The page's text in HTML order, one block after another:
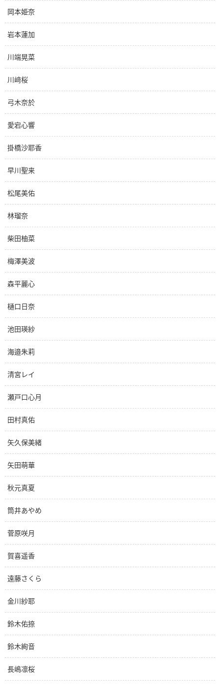
岡本姫奈
岩本蓮加
川端晃菜
川﨑桜
弓木奈於
愛宕心響
掛橋沙耶香
早川聖来
松尾美佑
林瑠奈
柴田柚菜
梅澤美波
森平麗心
樋口日奈
池田瑛紗
海邉朱莉
清宮レイ
瀬戸口心月
田村真佑
矢久保美緒
矢田萌華
秋元真夏
筒井あやめ
菅原咲月
賀喜遥香
遠藤さくら
金川紗耶
鈴木佑捺
鈴木絢音
長嶋凛桜